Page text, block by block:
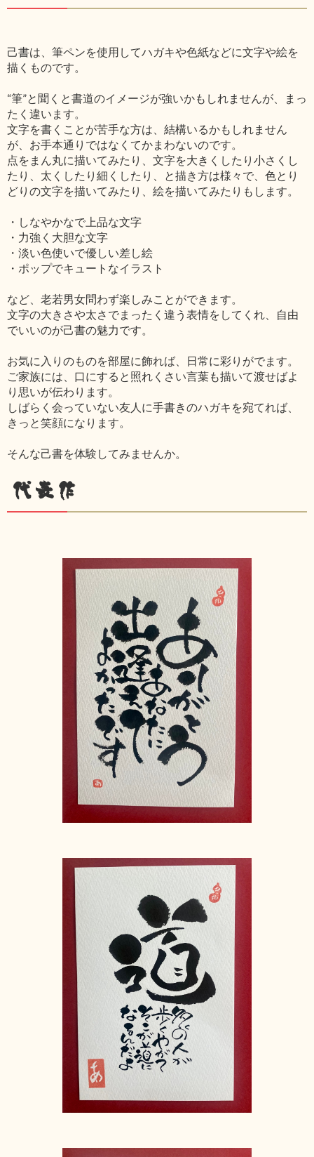
己書は、筆ペンを使用してハガキや色紙などに文字や絵を
描くものです。
“筆”と聞くと書道のイメージが強いかもしれませんが、まっ
たく違います。
文字を書くことが苦手な方は、結構いるかもしれません
が、お手本通りではなくてかまわないのです。
点をまん丸に描いてみたり、文字を大きくしたり小さくし
たり、太くしたり細くしたり、と描き方は様々で、色とり
どりの文字を描いてみたり、絵を描いてみたりもします。
・しなやかなで上品な文字
・力強く大胆な文字
・淡い色使いで優しい差し絵
・ポップでキュートなイラスト
など、老若男女問わず楽しみことができます。
文字の大きさや太さでまったく違う表情をしてくれ、自由
でいいのが己書の魅力です。
お気に入りのものを部屋に飾れば、日常に彩りがでます。
ご家族には、口にすると照れくさい言葉も描いて渡せばよ
り思いが伝わります。
しばらく会っていない友人に手書きのハガキを宛てれば、
きっと笑顔になります。
そんな己書を体験してみませんか。
代表作